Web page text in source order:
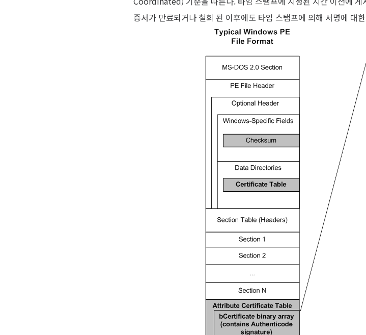
증서가 만료되거나 철회 된 이후에도 타임 스탬프에 의해 서명에 대